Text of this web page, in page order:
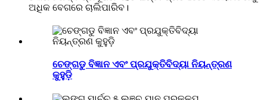
ଅଧିକ ବେଗରେ ଚାଲିପାରିବ।
ଚେଙ୍ଗଡୁ ବିଜ୍ଞାନ ଏବଂ ପ୍ରଯୁକ୍ତିବିଦ୍ୟା ନିୟନ୍ତ୍ରଣ
କୁହୁଡ଼ି